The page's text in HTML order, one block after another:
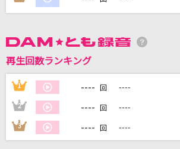
DAMに会員登録・ログインして
再生回数ランキング
1 ---- 回 ----
2 ---- 回 ----
3 ---- 回 ----